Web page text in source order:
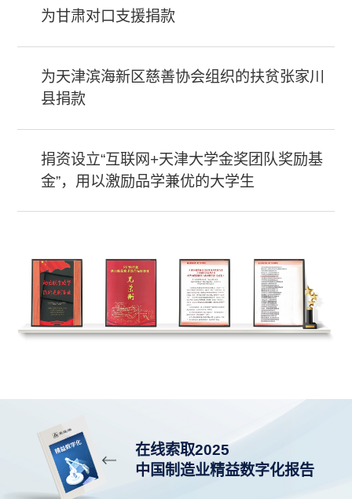
为甘肃对口支援捐款
为天津滨海新区慈善协会组织的扶贫张家川
县捐款
捐资设立“互联网+天津大学金奖团队奖励基
金”，用以激励品学兼优的大学生
在线索取2025
中国制造业精益数字化报告